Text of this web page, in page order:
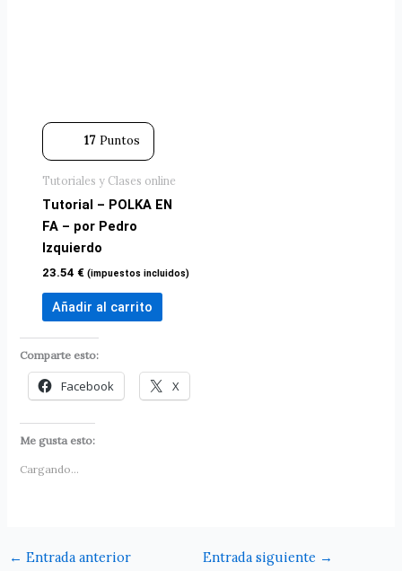
17 Puntos
Tutoriales y Clases online
Tutorial – POLKA EN
FA – por Pedro
Izquierdo
23.54€ (impuestos incluidos)
Añadir al carrito
Comparte esto:
Facebook X
Me gusta esto:
Cargando...
← Entrada anterior Entrada siguiente →